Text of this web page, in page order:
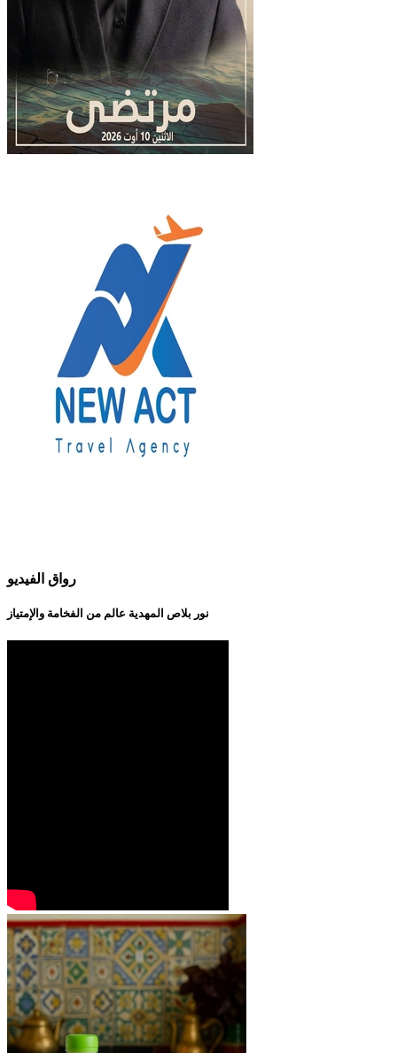
رواق الفيديو
نور بلاص المهدية عالم من الفخامة والإمتياز